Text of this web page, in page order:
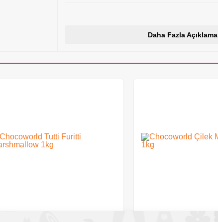
Daha Fazla Açıklama